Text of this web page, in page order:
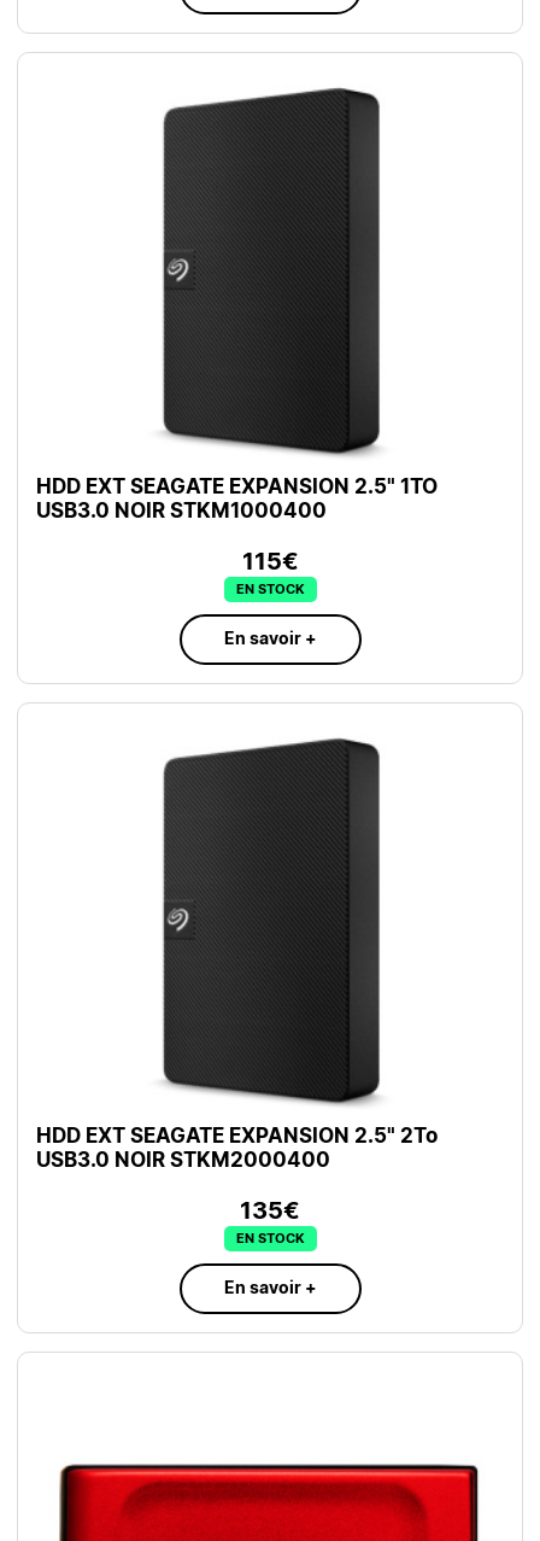
HDD EXT SEAGATE EXPANSION 2.5" 1TO
USB3.0 NOIR STKM1000400
115€
EN STOCK
En savoir +
HDD EXT SEAGATE EXPANSION 2.5" 2To
USB3.0 NOIR STKM2000400
135€
EN STOCK
En savoir +